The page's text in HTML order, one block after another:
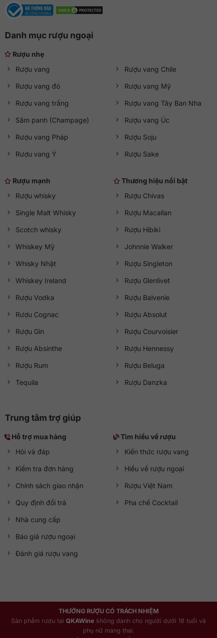
Danh mục rượu ngoại
Rượu nhẹ
Rượu vang
Rượu vang đỏ
Rượu vang trắng
Sâm panh (Champage)
Rượu vang Pháp
Rượu vang Ý
Rượu vang Chile
Rượu vang Mỹ
Rượu vang Tây Ban Nha
Rượu vang Úc
Rượu Soju
Rượu Sake
Rượu mạnh
Rượu whisky
Single Malt Whisky
Scotch whisky
Whiskey Mỹ
Whisky Nhật
Whiskey Ireland
Rượu Vodka
Rượu Cognac
Rượu Gin
Rượu Absinthe
Rượu Rum
Tequila
Thương hiệu nổi bật
Rượu Chivas
Rượu Macallan
Rượu Hibiki
Johnnie Walker
Rượu Singleton
Rượu Glenlivet
Rượu Balvenie
Rượu Absolut
Rượu Courvoisier
Rượu Hennessy
Rượu Beluga
Rượu Danzka
Trung tâm trợ giúp
Hỗ trợ mua hàng
Hỏi và đáp
Kiểm tra đơn hàng
Chính sách giao nhận
Quy định đổi trả
Nhà cung cấp
Báo giá rượu ngoại
Đánh giá rượu vang
Tìm hiểu về rượu
Kiến thức rượu vang
Hiểu về rượu ngoại
Rượu Việt Nam
Pha chế Cocktail
THƯỞNG RƯỢU CÓ TRÁCH NHIỆM
Sản phẩm rượu tại QKAWine không dành cho người dưới 18 tuổi và
phụ nữ mang thai.